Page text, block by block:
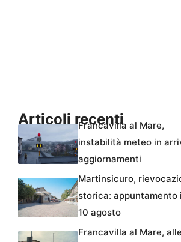
Articoli recenti
Francavilla al Mare,
instabilità meteo in
aggiornamenti
Martinsicuro,
storica: appuntamento
10 agosto
Francavilla al Mare,